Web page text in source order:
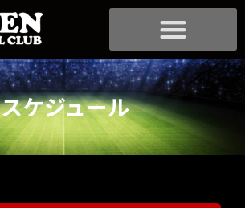
スケジュール